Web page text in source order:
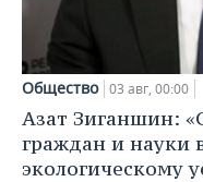
Общество 03 авг, 00:00
Азат Зиганшин:
граждан и науки
экологическому